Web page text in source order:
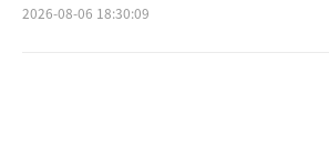
2026-08-06 18:30:09